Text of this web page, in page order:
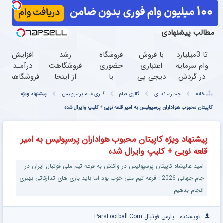
مطالب پیشنهادی
تا 3میلیارد
وام سرمایه
در گردش
=>
فروشگاهت
رو ثبت
با فروش
اعتباری
دیجی پی
محصولت
رو بالاببر
فروشگاه
حضوری
یا
داری؟
راحت
محصول
خدماتت
رو
بفروش
رشد
فروشگاهت
از اینجا
می‌شه،
برای درآمد
بیشتر،
افزایش
درآمـد
فروشگاهت
کن
خانه چند رسانه ای گالری فیلم گالری فیلم پرسپولیس
پیشنهاد ویژه
کاپیتان محبوب هواداران پرسپولیس به امیر قلعه نویی + کلیپ وایرال شده
پیشنهاد ویژه کاپیتان محبوب هواداران پرسپولیس به امیر
قلعه نویی + کلیپ وایرال شده
امید عالیشاه کاپیتان پرسپولیس در واکنش به قرعه تیم ملی فوتبال ایران در
جام جهانی 2026 : قرعه تیم ملی خوب بود اما باید بازی های تدارکاتی بهتری
انجام بدهیم
نویسنده : پارس فوتبال ParsFootball.Com